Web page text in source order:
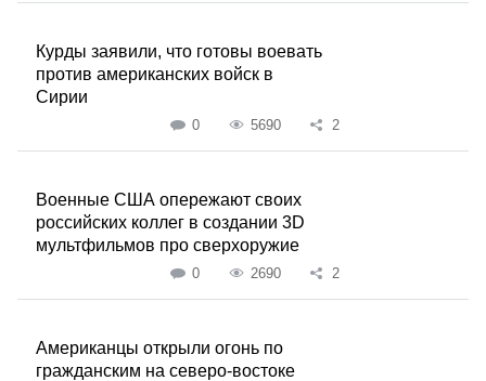
Курды заявили, что готовы воевать
против американских войск в
Сирии
0 5690 2
Военные США опережают своих
российских коллег в создании 3D
мультфильмов про сверхоружие
0 2690 2
Американцы открыли огонь по
гражданским на северо-востоке